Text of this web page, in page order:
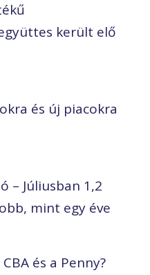
került elő
és új piacokra
– Júliusban 1,2
mint egy éve
és a Penny?